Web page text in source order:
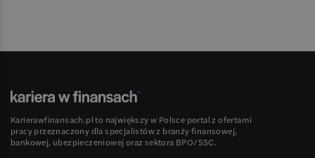
Karierawfinansach.pl to największy w Polsce portal z ofertami
pracy przeznaczony dla specjalistów z branży finansowej,
bankowej, ubezpieczeniowej oraz sektora BPO/SSC.